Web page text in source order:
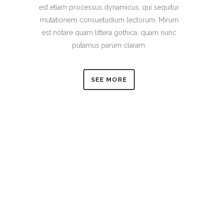
est etiam processus dynamicus, qui sequitur
mutationem consuetudium lectorum. Mirum
est notare quam littera gothica, quam nunc
putamus parum claram.
SEE MORE